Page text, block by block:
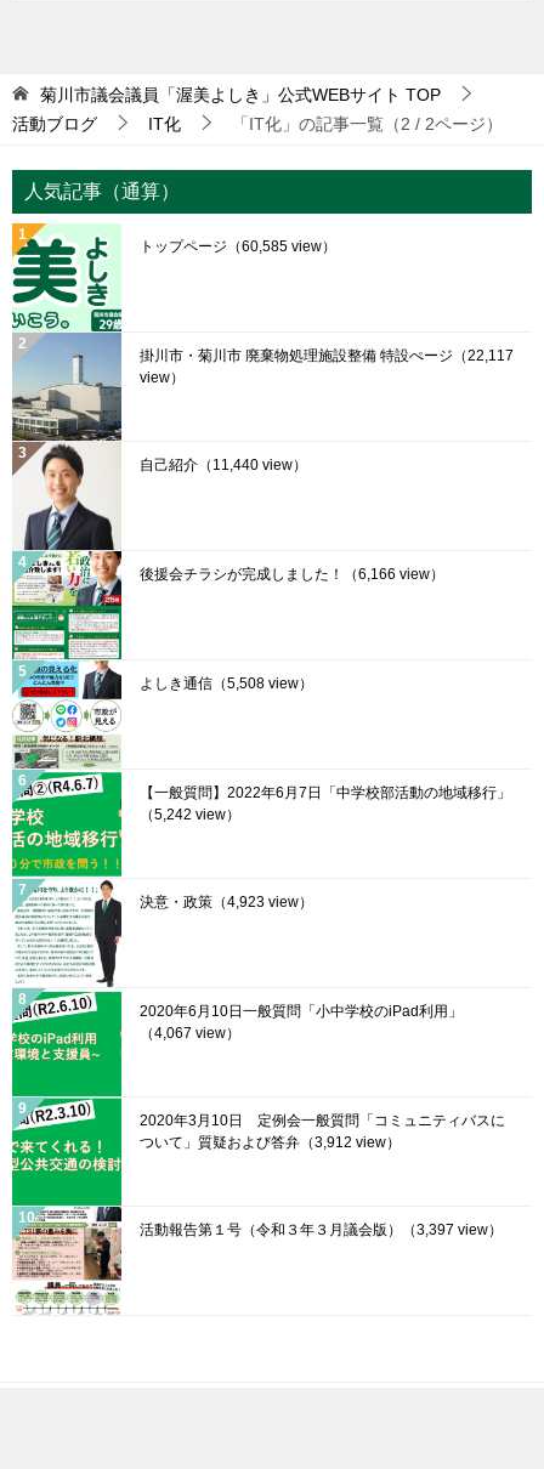
菊川市議会議員「渥美よしき」公式WEBサイト TOP
活動ブログ
IT化 「IT化」の記事一覧（2 / 2ページ）
人気記事（通算）
トップページ （60,585 view）
掛川市・菊川市 廃棄物処理施設整備 特設ぺージ （22,117
view）
自己紹介 （11,440 view）
後援会チラシが完成しました！ （6,166 view）
よしき通信 （5,508 view）
【一般質問】2022年6月7日「中学校部活動の地域移行」
（5,242 view）
決意・政策 （4,923 view）
2020年6月10日一般質問「小中学校のiPad利用」
（4,067 view）
2020年3月10日 定例会一般質問「コミュニティバスに
ついて」質疑および答弁 （3,912 view）
活動報告第１号（令和３年３月議会版） （3,397 view）